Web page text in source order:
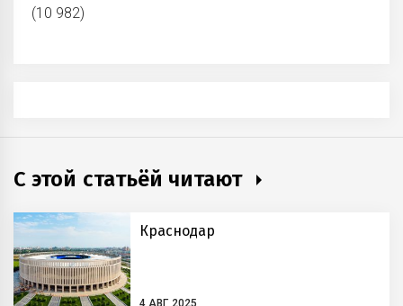
(10 982)
С этой статьёй читают
Краснодар